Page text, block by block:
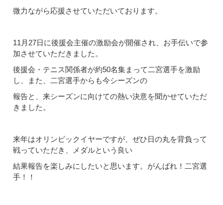
微力ながら応援させていただいております。
11月27日に後援会主催の激励会が開催され、お手伝いで参
加させていただきました。
後援会・テニス関係者が約50名集まって二宮選手を激励
し、また、二宮選手からも今シーズンの
報告と、来シーズンに向けての熱い決意を聞かせていただ
きました。
来年はオリンピックイヤーですが、ぜひ日の丸を背負って
戦っていただき、メダルという良い
結果報告を楽しみにしたいと思います。がんばれ！二宮選
手！！